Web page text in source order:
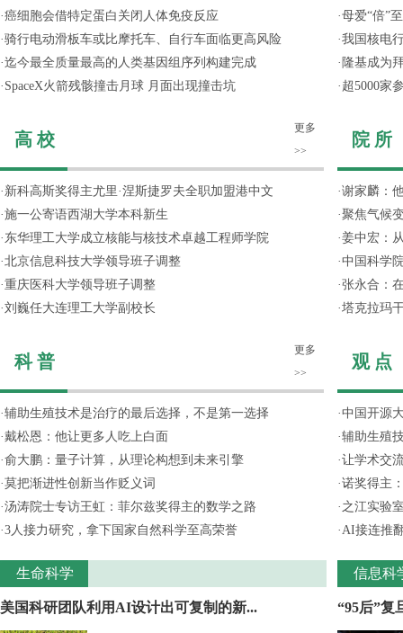
·癌细胞会借特定蛋白关闭人体免疫反应
·骑行电动滑板车或比摩托车、自行车面临更高风险
·迄今最全质量最高的人类基因组序列构建完成
· SpaceX火箭残骸撞击月球 月面出现撞击坑
高 校
更多
>>
· 新科高斯奖得主尤里·涅斯捷罗夫全职加盟港中文
·施一公寄语西湖大学本科新生
· 东华理工大学成立核能与核技术卓越工程师学院
·北京信息科技大学领导班子调整
·重庆医科大学领导班子调整
·刘巍任大连理工大学副校长
科 普
更多
>>
·辅助生殖技术是治疗的最后选择，不是第一选择
·戴松恩：他让更多人吃上白面
·俞大鹏：量子计算，从理论构想到未来引擎
·莫把渐进性创新当作贬义词
·汤涛院士专访王虹：菲尔兹奖得主的数学之路
·3人接力研究，拿下国家自然科学至高荣誉
生命科学
美国科研团队利用AI设计出可复制的新...
·母爱“倍”
·我国核电
· 隆基成为
· 超5000家
院 所
·谢家麟：
·聚焦气候
·姜中宏：
·中国科学
·张永合：
·塔克拉玛
观 点
·中国开源
·辅助生殖
·让学术交
·诺奖得主
· 之江实验
·AI接连推
信息科
“95后”复